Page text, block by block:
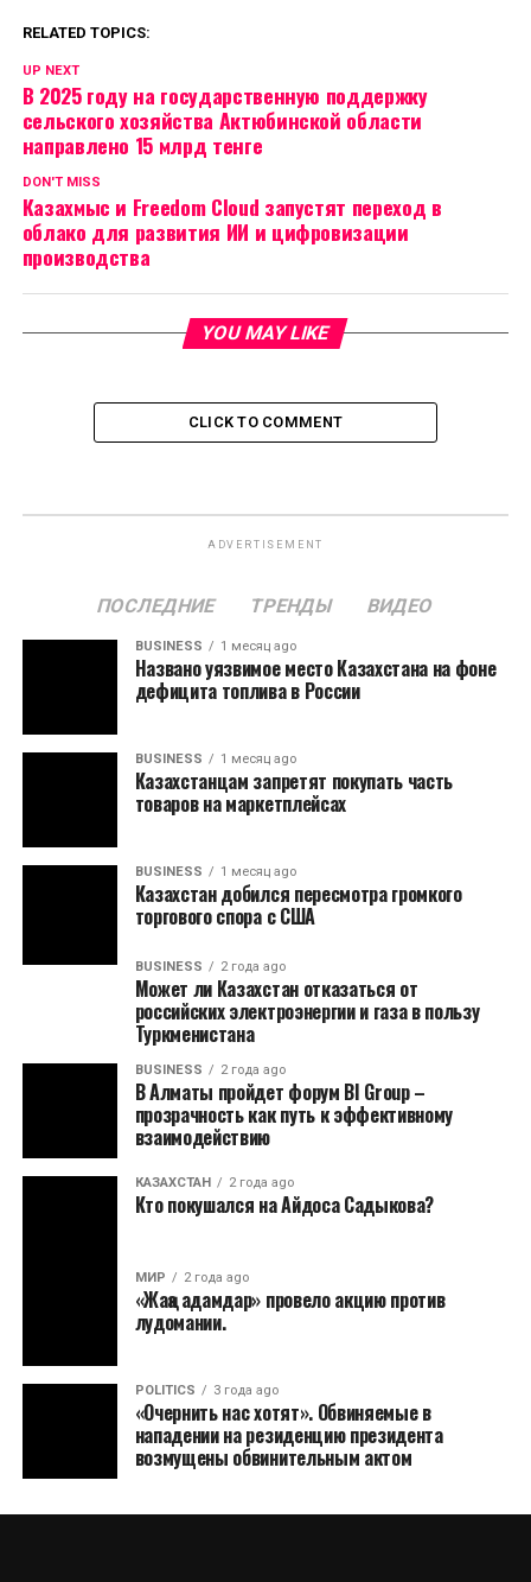
RELATED TOPICS:
UP NEXT
В 2025 году на государственную поддержку
сельского хозяйства Актюбинской области
направлено 15 млрд тенге
DON'T MISS
Казахмыс и Freedom Cloud запустят переход в
облако для развития ИИ и цифровизации
производства
YOU MAY LIKE
CLICK TO COMMENT
ADVERTISEMENT
ПОСЛЕДНИЕ ТРЕНДЫ ВИДЕО
BUSINESS 1 месяц ago
Названо уязвимое место Казахстана на фоне
дефицита топлива в России
BUSINESS 1 месяц ago
Казахстанцам запретят покупать часть
товаров на маркетплейсах
BUSINESS 1 месяц ago
Казахстан добился пересмотра громкого
торгового спора с США
BUSINESS 2 года ago
Может ли Казахстан отказаться от
российских электроэнергии и газа в пользу
Туркменистана
BUSINESS 2 года ago
В Алматы пройдет форум BI Group –
прозрачность как путь к эффективному
взаимодействию
КАЗАХСТАН 2 года ago
Кто покушался на Айдоса Садыкова?
МИР 2 года ago
«Жаңа адамдар» провело акцию против
лудомании.
POLITICS 3 года ago
«Очернить нас хотят». Обвиняемые в
нападении на резиденцию президента
возмущены обвинительным актом